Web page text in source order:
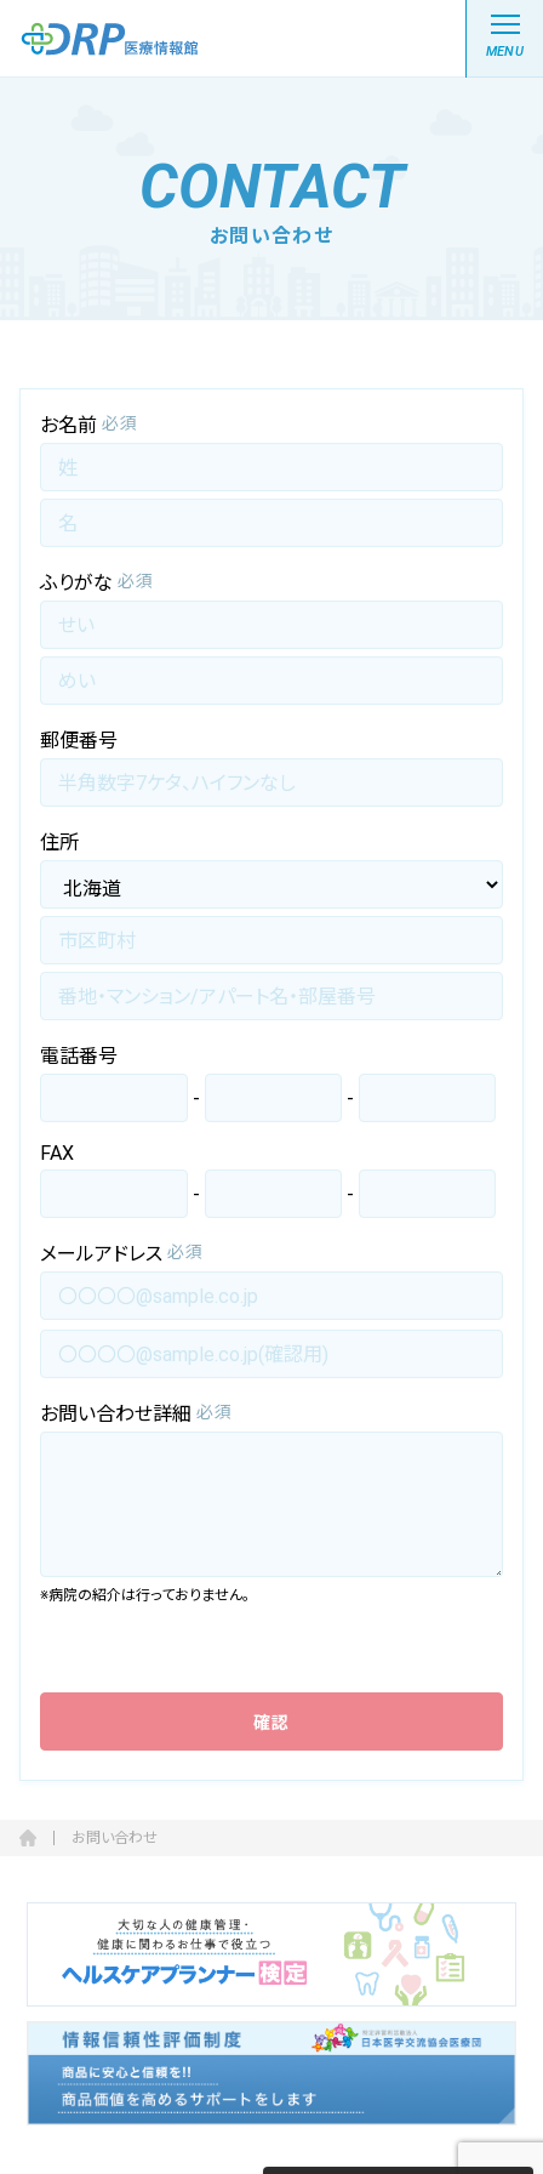
MENU
最新の注目記事
DRP医療情報館とは?
会社概要
お知らせ
お問い合わせ
CONTACT
お問い合わせ
お名前 必須
ふりがな 必須
郵便番号
住所
電話番号
-
-
FAX
-
-
メールアドレス 必須
お問い合わせ詳細 必須
※病院の紹介は行っておりません。
お問い合わせ